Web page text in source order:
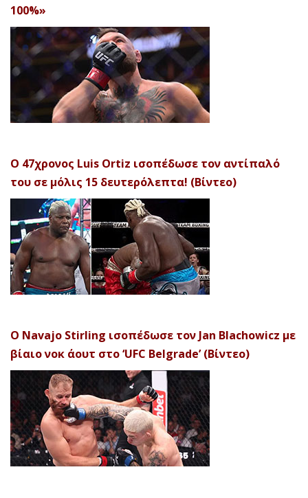
100%»
Ο 47χρονος Luis Ortiz ισοπέδωσε τον αντίπαλό
του σε μόλις 15 δευτερόλεπτα! (Βίντεο)
Ο Navajo Stirling ισοπέδωσε τον Jan Blachowicz με
βίαιο νοκ άουτ στο ‘UFC Belgrade’ (Βίντεο)